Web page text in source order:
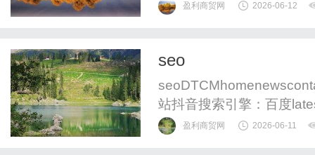
盈利商贸网 2026-06-12
seo
站抖音搜索引擎：百度
视频排名策略time：
盈利商贸网 2026-06-11